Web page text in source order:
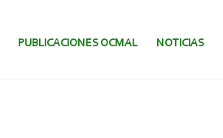
PUBLICACIONES OCMAL NOTICIAS